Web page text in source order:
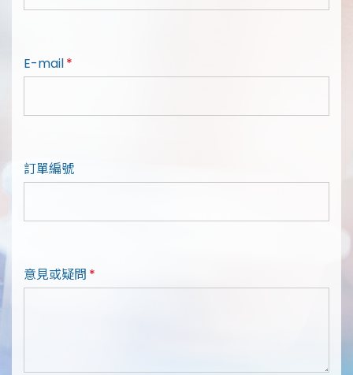
E-mail*
訂單編號
意見或疑問 *